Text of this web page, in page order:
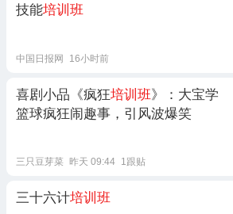
技能培训班
中国日报网 16小时前
喜剧小品《疯狂培训班》：大宝学
篮球疯狂闹趣事，引风波爆笑
三只豆芽菜 昨天 09:44 1跟贴
三十六计培训班